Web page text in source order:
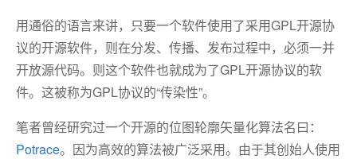
用通俗的语言来讲，只要一个软件使用了采用GPL开源协
议的开源软件，则在分发、传播、发布过程中，必须一并
开放源代码。则这个软件也就成为了GPL开源协议的软
件。这被称为GPL协议的“传染性”。
笔者曾经研究过一个开源的位图轮廓矢量化算法名曰：
Potrace。因为高效的算法被广泛采用。由于其创始人使用